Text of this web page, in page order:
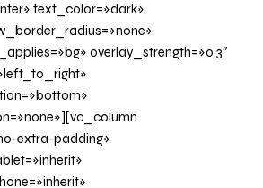
text_color=»dark»
overlay_strength=»0.3″
extra-padding»